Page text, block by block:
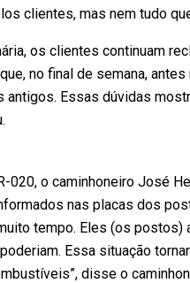
clientes, mas nem tudo
os clientes continuam
no final de semana,
Essas dúvidas
020, o caminhoneiro José
nas placas dos
tempo. Eles (os
Essa situação
disse o